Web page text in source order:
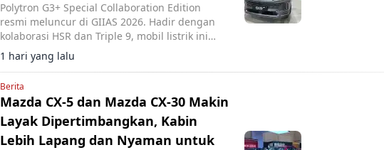
Polytron G3+ Special Collaboration Edition
resmi meluncur di GIIAS 2026. Hadir dengan
kolaborasi HSR dan Triple 9, mobil listrik ini
mendapat upgrade senilai Rp40 juta dengan
tambahan harga Rp20 juta.
1 hari yang lalu
Berita
Mazda CX-5 dan Mazda CX-30 Makin
Layak Dipertimbangkan, Kabin
Lebih Lapang dan Nyaman untuk